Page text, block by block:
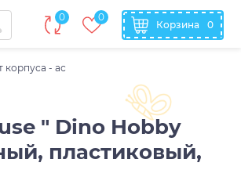
0 0
Корзина 0
корпуса - ас
" Dino Hobby
пластиковый,